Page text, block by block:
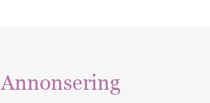
Annonsering